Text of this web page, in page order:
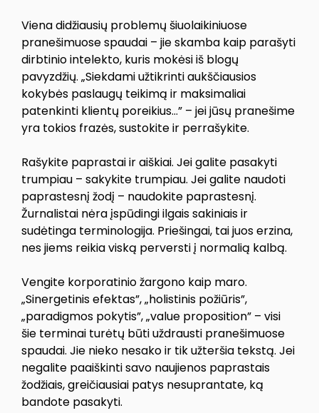
Viena didžiausių problemų šiuolaikiniuose
pranešimuose spaudai – jie skamba kaip parašyti
dirbtinio intelekto, kuris mokėsi iš blogų
pavyzdžių. „Siekdami užtikrinti aukščiausios
kokybės paslaugų teikimą ir maksimaliai
patenkinti klientų poreikius…” – jei jūsų pranešime
yra tokios frazės, sustokite ir perrašykite.
Rašykite paprastai ir aiškiai. Jei galite pasakyti
trumpiau – sakykite trumpiau. Jei galite naudoti
paprastesnį žodį – naudokite paprastesnį.
Žurnalistai nėra įspūdingi ilgais sakiniais ir
sudėtinga terminologija. Priešingai, tai juos erzina,
nes jiems reikia viską perversti į normalią kalbą.
Vengite korporatinio žargono kaip maro.
„Sinergetinis efektas”, „holistinis požiūris”,
„paradigmos pokytis”, „value proposition” – visi
šie terminai turėtų būti uždrausti pranešimuose
spaudai. Jie nieko nesako ir tik užteršia tekstą. Jei
negalite paaiškinti savo naujienos paprastais
žodžiais, greičiausiai patys nesuprantate, ką
bandote pasakyti.